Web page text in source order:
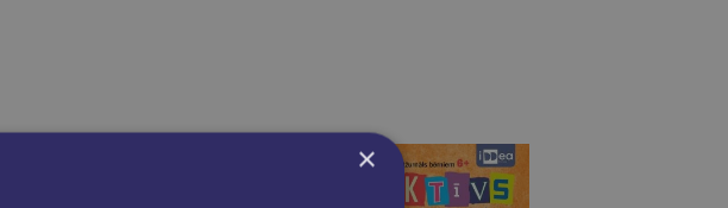
×